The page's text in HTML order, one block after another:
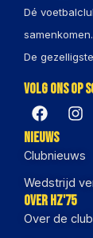
Dé
samenkomen.
De
Volg ons op
Nieuws
Clubnieuws
Wedstrijd
Over HZ'75
Over de club